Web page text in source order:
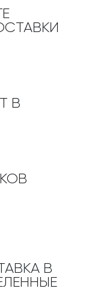
В
В